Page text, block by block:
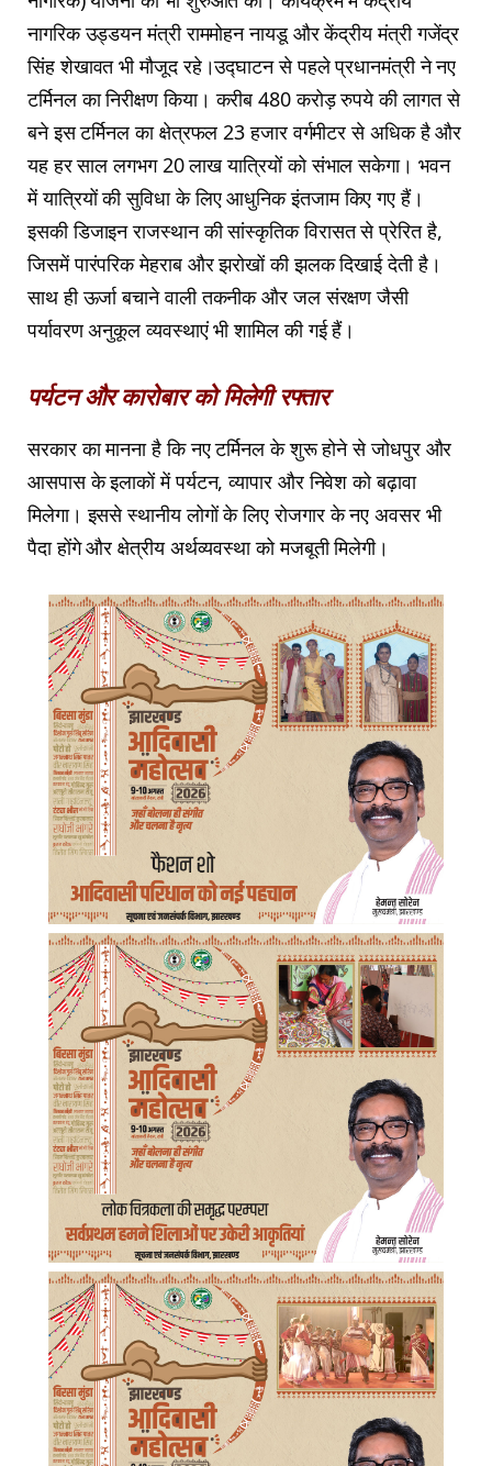
नागरिक उड्डयन मंत्री राममोहन नायडू और केंद्रीय मंत्री गजेंद्र
सिंह शेखावत भी मौजूद रहे।उद्घाटन से पहले प्रधानमंत्री ने नए
टर्मिनल का निरीक्षण किया। करीब 480 करोड़ रुपये की लागत से
बने इस टर्मिनल का क्षेत्रफल 23 हजार वर्गमीटर से अधिक है और
यह हर साल लगभग 20 लाख यात्रियों को संभाल सकेगा। भवन
में यात्रियों की सुविधा के लिए आधुनिक इंतजाम किए गए हैं।
इसकी डिजाइन राजस्थान की सांस्कृतिक विरासत से प्रेरित है,
जिसमें पारंपरिक मेहराब और झरोखों की झलक दिखाई देती है।
साथ ही ऊर्जा बचाने वाली तकनीक और जल संरक्षण जैसी
पर्यावरण अनुकूल व्यवस्थाएं भी शामिल की गई हैं।
पर्यटन और कारोबार को मिलेगी रफ्तार
सरकार का मानना है कि नए टर्मिनल के शुरू होने से जोधपुर और
आसपास के इलाकों में पर्यटन, व्यापार और निवेश को बढ़ावा
मिलेगा। इससे स्थानीय लोगों के लिए रोजगार के नए अवसर भी
पैदा होंगे और क्षेत्रीय अर्थव्यवस्था को मजबूती मिलेगी।